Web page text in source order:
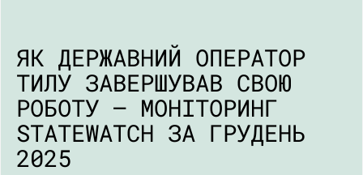
ЯК ДЕРЖАВНИЙ ОПЕРАТОР
ТИЛУ ЗАВЕРШУВАВ СВОЮ
РОБОТУ – МОНІТОРИНГ
STATEWATCH ЗА ГРУДЕНЬ
2025